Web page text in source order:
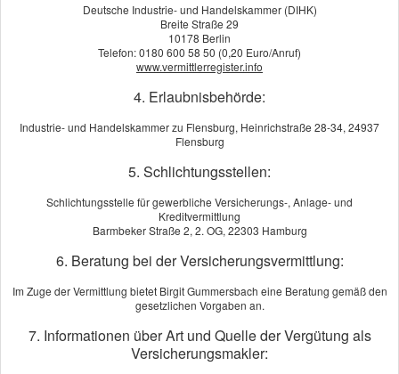
schädigt, tragen Sie die Verantwortung für sofortige Abhilfe. So
sieht es der Gesetzgeber. Denn das Umwelthaftungsgesetz sieht
eine generelle verschuldensunabhängige Haftung für
Gewerbetreibende vor. Die Schadenbeseitigungskosten können
Ihre wirtschaftliche Existenz bedrohen. Die Umweltschaden-Haft­
Deutsche Industrie- und Handelskammer (DIHK)
Breite Straße 29
10178 Berlin
Telefon: 0180 600 58 50 (0,20 Euro/Anruf)
www.vermittlerregister.info
4. Erlaubnisbehörde:
Industrie- und Handelskammer zu Flensburg, Heinrichstraße 28-34, 24937
Flensburg
5. Schlichtungsstellen:
Schlichtungsstelle für gewerbliche Versicherungs-, Anlage- und
Kreditvermittlung
Barmbeker Straße 2, 2. OG, 22303 Hamburg
6. Beratung bei der Versicherungsvermittlung:
Im Zuge der Vermittlung bietet Birgit Gummersbach eine Beratung gemäß den
gesetzlichen Vorgaben an.
7. Informationen über Art und Quelle der Vergütung als
Versicherungsmakler: